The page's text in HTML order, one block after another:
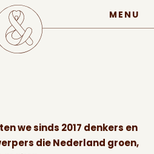
MENU
we sinds 2017 denkers en
die Nederland groen,